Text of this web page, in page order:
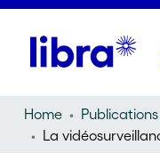
Home Publications